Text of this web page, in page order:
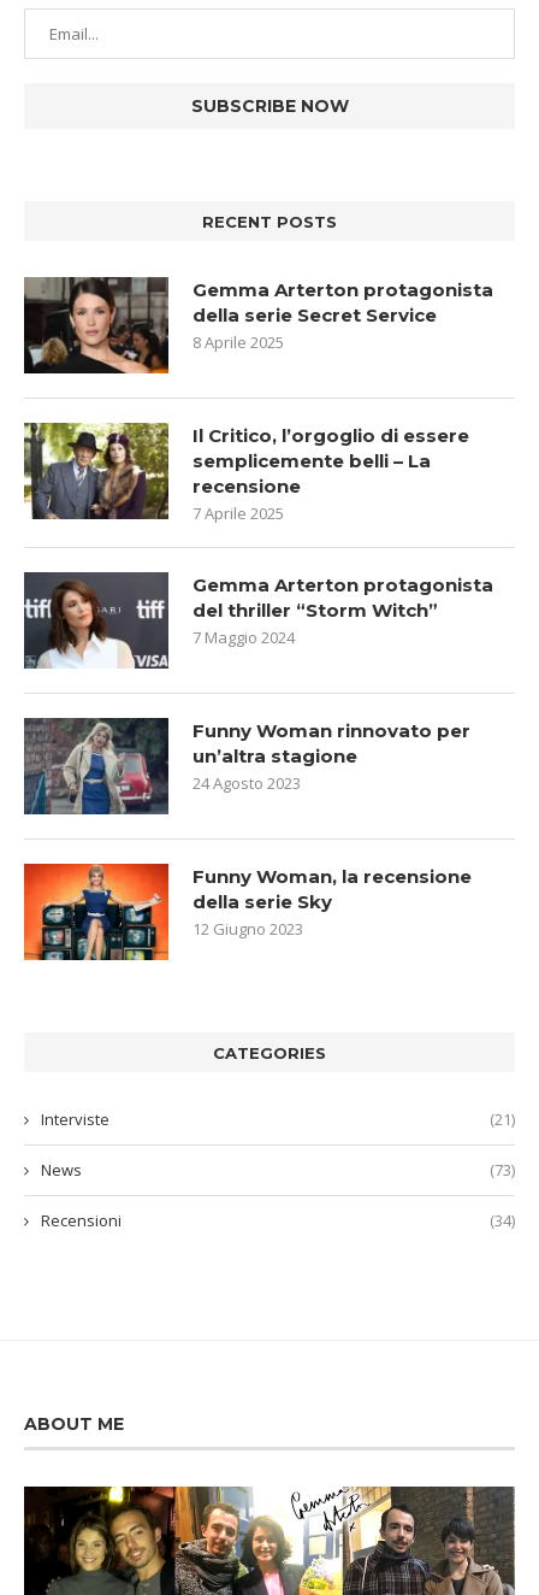
RECENT POSTS
Gemma Arterton protagonista
della serie Secret Service
8 Aprile 2025
Il Critico, l’orgoglio di essere
semplicemente belli – La
recensione
7 Aprile 2025
Gemma Arterton protagonista
del thriller “Storm Witch”
7 Maggio 2024
Funny Woman rinnovato per
un’altra stagione
24 Agosto 2023
Funny Woman, la recensione
della serie Sky
12 Giugno 2023
CATEGORIES
Interviste (21)
News (73)
Recensioni (34)
ABOUT ME